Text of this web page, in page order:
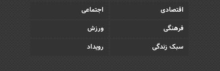
اقتصادی
اجتماعی
فرهنگی
ورزش
سبک زندگی
رویداد